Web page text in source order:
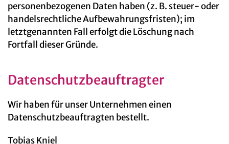
personenbezogenen Daten haben (z. B. steuer- oder
handelsrechtliche Aufbewahrungsfristen); im
letztgenannten Fall erfolgt die Löschung nach
Fortfall dieser Gründe.
Datenschutz­beauftragter
Wir haben für unser Unternehmen einen
Datenschutzbeauftragten bestellt.
Tobias Kniel